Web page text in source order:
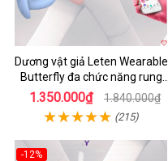
Dương vật giả Leten Wearable
Butterfly đa chức năng rung
mạnh điều khiển app bluetooth
1.350.000₫ 1.840.000₫
(215)
-12%